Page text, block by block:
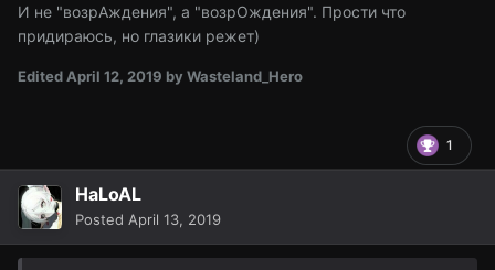
И не "возрАждения", а "возрОждения". Прости что
придираюсь, но глазики режет)
Edited April 12, 2019 by Wasteland_Hero
1
HaLoAL
Posted April 13, 2019